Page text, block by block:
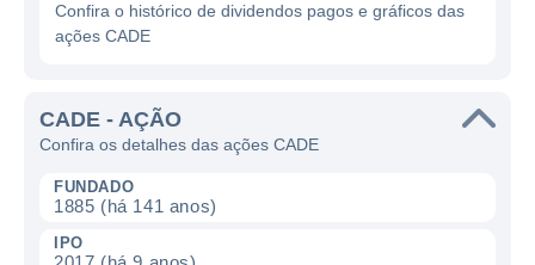
Confira o histórico de dividendos pagos e gráficos das
ações CADE
CADE - AÇÃO
Confira os detalhes das ações CADE
FUNDADO
1885 (há 141 anos)
IPO